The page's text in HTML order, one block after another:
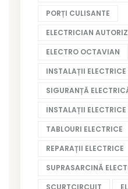
PORȚI CULISANTE
ELECTRICIAN
ELECTRO OCTAVIAN
INSTALAȚII
SIGURANȚĂ
INSTALAȚII
TABLOURI ELECTRICE
REPARAȚII ELECTRICE
SUPRASARCINĂ